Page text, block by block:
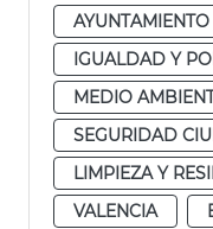
AYUNTAMIENTO
IGUALDAD Y
MEDIO
SEGURIDAD
LIMPIEZA Y
VALENCIA